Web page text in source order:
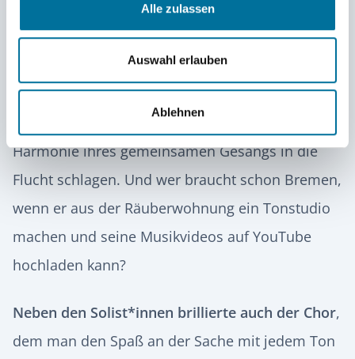
Alle zulassen
Auswahl erlauben
Ablehnen
echten Freundestruppe wird.
Die Reise der vier endet schließlich nicht in
Bremen, sondern in einem Räuberhaus, dessen
finstere Bewohner sie mit der wunderbaren
Harmonie ihres gemeinsamen Gesangs in die
Flucht schlagen. Und wer braucht schon Bremen,
wenn er aus der Räuberwohnung ein Tonstudio
machen und seine Musikvideos auf YouTube
hochladen kann?
Neben den Solist*innen brillierte auch der Chor,
dem man den Spaß an der Sache mit jedem Ton